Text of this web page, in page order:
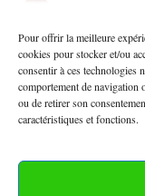
Pour offrir la meilleure
cookies pour stocker et/ou
consentir à ces technologies
comportement de navigation
ou de retirer son
caractéristiques et fonctions.
Finaldées EURL
Siège social :
Nous contacter
Conditions